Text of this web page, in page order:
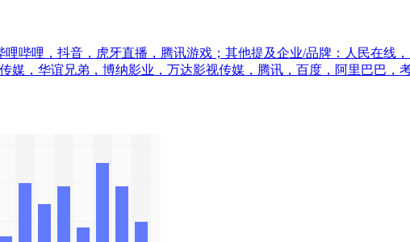
哔哩，抖音，虎牙直播，腾讯游戏；其他提及企业/品牌：人民在线
，华谊兄弟，博纳影业，万达影视传媒，腾讯，百度，阿里巴巴，